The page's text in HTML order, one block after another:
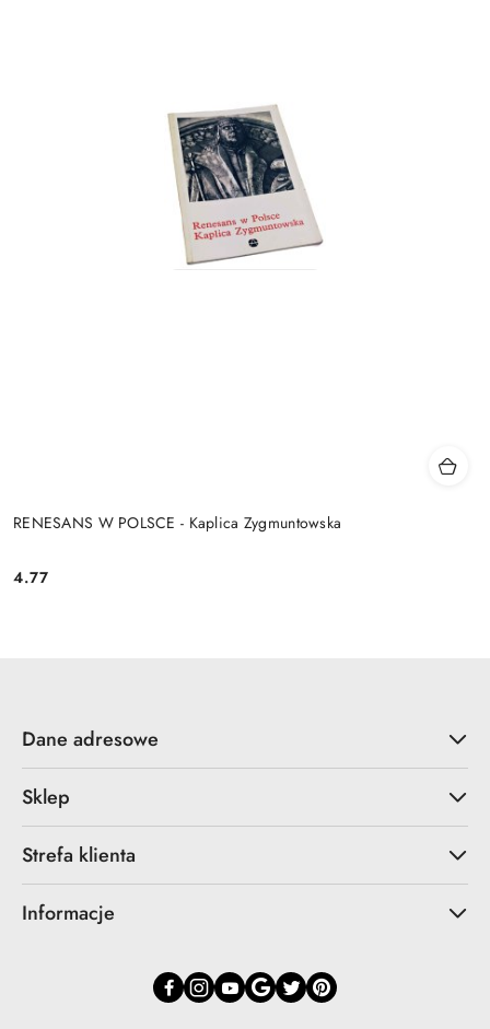
RENESANS W POLSCE - Kaplica Zygmuntowska
Cena:
4.77
Dane adresowe
Sklep
Strefa klienta
Informacje